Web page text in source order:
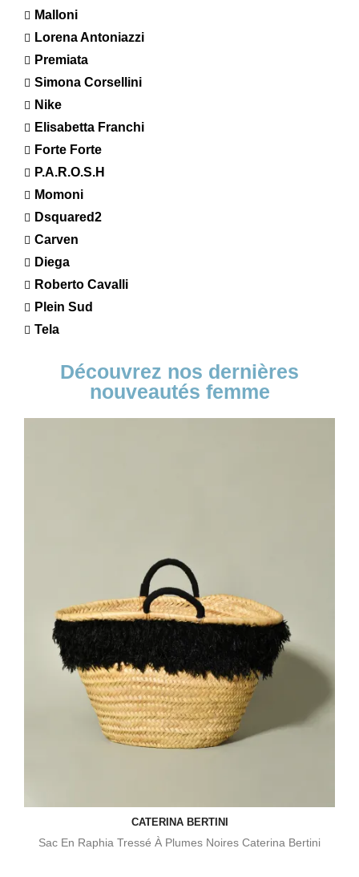
Malloni
Lorena Antoniazzi
Premiata
Simona Corsellini
Nike
Elisabetta Franchi
Forte Forte
P.A.R.O.S.H
Momoni
Dsquared2
Carven
Diega
Roberto Cavalli
Plein Sud
Tela
Découvrez nos dernières
nouveautés femme
CATERINA BERTINI
Sac En Raphia Tressé À Plumes Noires Caterina Bertini